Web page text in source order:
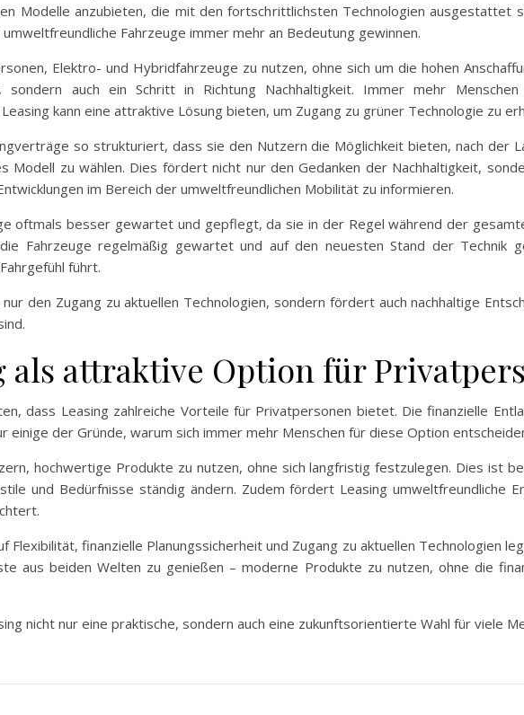
Modelle anzubieten, die mit den fortschrittlichsten Technologien ausgestattet
Fahrzeuge immer mehr an Bedeutung gewinnen.
Elektro- und Hybridfahrzeuge zu nutzen, ohne sich um die hohen
auch ein Schritt in Richtung Nachhaltigkeit. Immer mehr
kann eine attraktive Lösung bieten, um Zugang zu grüner Technologie zu
so strukturiert, dass sie den Nutzern die Möglichkeit bieten, nach der
Modell zu wählen. Dies fördert nicht nur den Gedanken der Nachhaltigkeit,
im Bereich der umweltfreundlichen Mobilität zu informieren.
oftmals besser gewartet und gepflegt, da sie in der Regel während der
Fahrzeuge regelmäßig gewartet und auf den neuesten Stand der Technik
führt.
den Zugang zu aktuellen Technologien, sondern fördert auch nachhaltige
als attraktive Option für
dass Leasing zahlreiche Vorteile für Privatpersonen bietet. Die finanzielle
einige der Gründe, warum sich immer mehr Menschen für diese Option
hochwertige Produkte zu nutzen, ohne sich langfristig festzulegen. Dies ist
und Bedürfnisse ständig ändern. Zudem fördert Leasing umweltfreundliche
Flexibilität, finanzielle Planungssicherheit und Zugang zu aktuellen Technologien
aus beiden Welten zu genießen – moderne Produkte zu nutzen, ohne die
nicht nur eine praktische, sondern auch eine zukunftsorientierte Wahl für viele